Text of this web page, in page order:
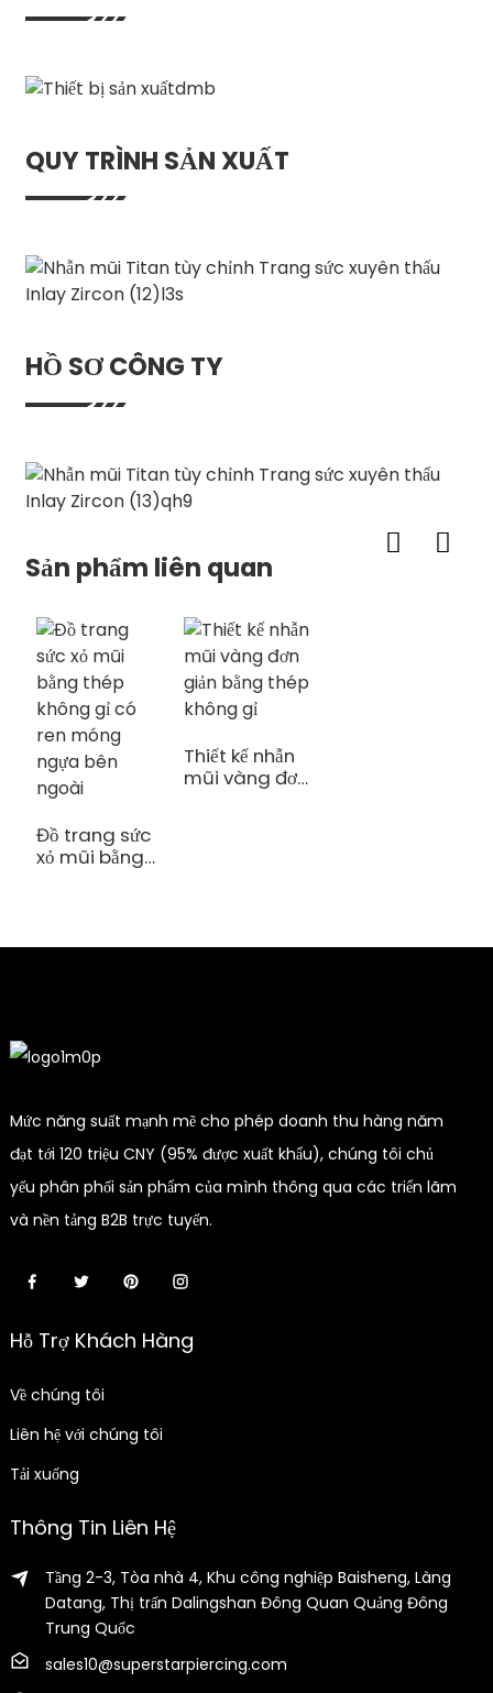
QUY TRÌNH SẢN XUẤT
HỒ SƠ CÔNG TY
Sản phẩm liên quan
Đồ trang sức
xỏ mũi bằng
bên ngoài
Thiết kế nhẫn
mũi vàng đơn
Mức năng suất mạnh mẽ cho phép doanh thu hàng năm
đạt tới 120 triệu CNY (95% được xuất khẩu), chúng tôi chủ
yếu phân phối sản phẩm của mình thông qua các triển lãm
và nền tảng B2B trực tuyến.
Hỗ Trợ Khách Hàng
Về chúng tôi
Liên hệ với chúng tôi
Tải xuống
Thông Tin Liên Hệ
Tầng 2-3, Tòa nhà 4, Khu công nghiệp Baisheng, Làng
Datang, Thị trấn Dalingshan Đông Quan Quảng Đông
Trung Quốc
sales10@superstarpiercing.com